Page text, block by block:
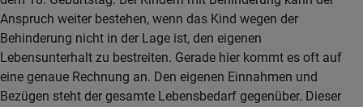
Anspruch weiter bestehen, wenn das Kind wegen der
Behinderung nicht in der Lage ist, den eigenen
Lebensunterhalt zu bestreiten. Gerade hier kommt es oft auf
eine genaue Rechnung an. Den eigenen Einnahmen und
Bezügen steht der gesamte Lebensbedarf gegenüber. Dieser